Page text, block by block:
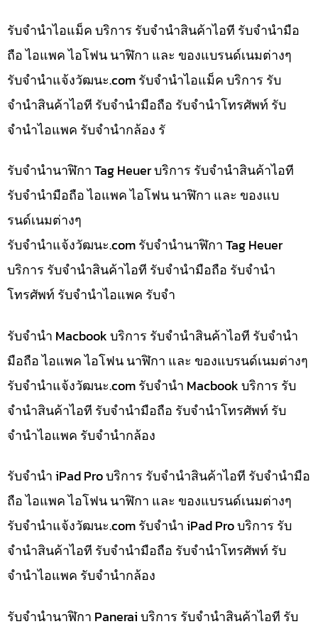
รับจำนำไอแม็ค บริการ รับจำนำสินค้าไอที รับจำนำมือ
ถือ ไอแพค ไอโฟน นาฬิกา และ ของแบรนด์เนมต่างๆ
รับจํานําแจ้งวัฒนะ.com รับจำนำไอแม็ค บริการ รับ
จำนำสินค้าไอที รับจำนำมือถือ รับจำนำโทรศัพท์ รับ
จำนำไอแพค รับจำนำกล้อง รั
รับจำนำนาฬิกา Tag Heuer บริการ รับจำนำสินค้าไอที
รับจำนำมือถือ ไอแพค ไอโฟน นาฬิกา และ ของแบ
รนด์เนมต่างๆ
รับจํานําแจ้งวัฒนะ.com รับจำนำนาฬิกา Tag Heuer
บริการ รับจำนำสินค้าไอที รับจำนำมือถือ รับจำนำ
โทรศัพท์ รับจำนำไอแพค รับจำ
รับจำนำ Macbook บริการ รับจำนำสินค้าไอที รับจำนำ
มือถือ ไอแพค ไอโฟน นาฬิกา และ ของแบรนด์เนมต่างๆ
รับจํานําแจ้งวัฒนะ.com รับจำนำ Macbook บริการ รับ
จำนำสินค้าไอที รับจำนำมือถือ รับจำนำโทรศัพท์ รับ
จำนำไอแพค รับจำนำกล้อง
รับจำนำ iPad Pro บริการ รับจำนำสินค้าไอที รับจำนำมือ
ถือ ไอแพค ไอโฟน นาฬิกา และ ของแบรนด์เนมต่างๆ
รับจํานําแจ้งวัฒนะ.com รับจำนำ iPad Pro บริการ รับ
จำนำสินค้าไอที รับจำนำมือถือ รับจำนำโทรศัพท์ รับ
จำนำไอแพค รับจำนำกล้อง
รับจำนำนาฬิกา Panerai บริการ รับจำนำสินค้าไอที รับ